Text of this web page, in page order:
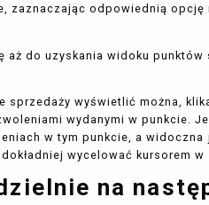
zaznaczając odpowiednią
aż do uzyskania widoku punktów
wyświetlić można,
wydanymi w punkcie.
w tym punkcie, a
wycelować kursorem w
na